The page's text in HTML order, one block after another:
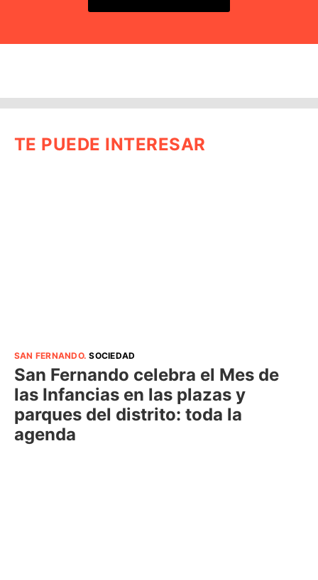
TE PUEDE INTERESAR
SAN FERNANDO.SOCIEDAD
San Fernando celebra el Mes de
las Infancias en las plazas y
parques del distrito: toda la
agenda